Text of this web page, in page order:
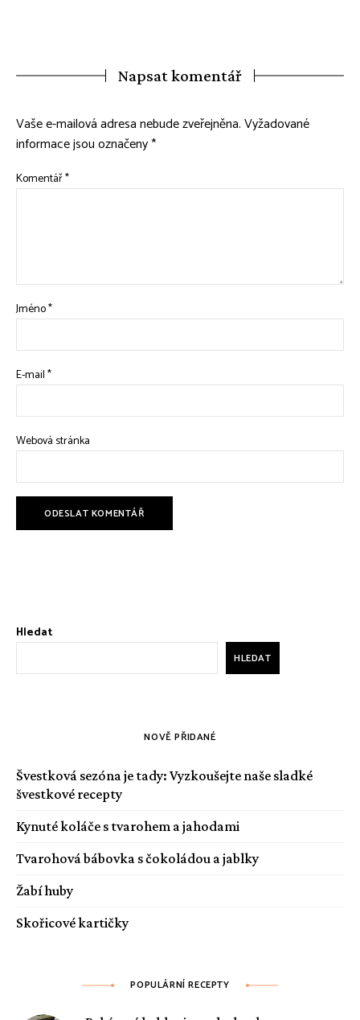
Napsat komentář
Vaše e-mailová adresa nebude zveřejněna.Vyžadované
informace jsou označeny*
Komentář*
Jméno*
E-mail*
Webová stránka
Hledat
HLEDAT
NOVĚ PŘIDANÉ
Švestková sezóna je tady: Vyzkoušejte naše sladké
švestkové recepty
Kynuté koláče s tvarohem a jahodami
Tvarohová bábovka s čokoládou a jablky
Žabí huby
Skořicové kartičky
POPULÁRNÍ RECEPTY